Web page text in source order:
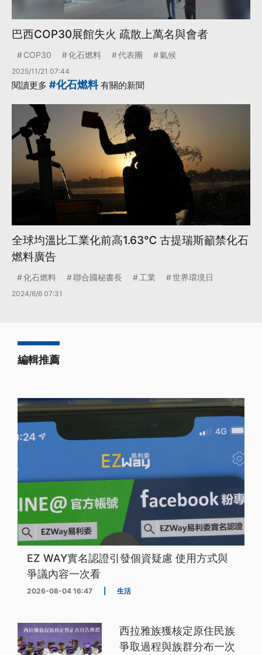
巴西COP30展館失火 疏散上萬名與會者
COP30 化石燃料 代表團 氣候
2025/11/21 07:44
閱讀更多 #化石燃料有關的新聞
全球均溫比工業化前高1.63℃ 古提瑞斯籲禁化石
燃料廣告
化石燃料 聯合國秘書長 工業 世界環境日
2024/6/6 07:31
編輯推薦
EZ WAY實名認證引發個資疑慮 使用方式與
爭議內容一次看
2026-08-04 16:47 生活
西拉雅族獲核定原住民族
爭取過程與族群分布一次